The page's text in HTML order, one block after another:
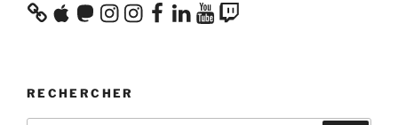
AppleMastodon
Instagram
Instagram
Facebook
LinkedIn
YouTube
Twitch
RECHERCHER